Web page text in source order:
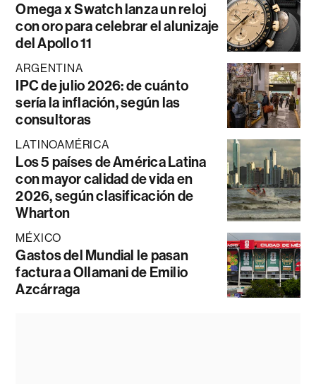
Omega x Swatch lanza un reloj
con oro para celebrar el alunizaje
del Apollo 11
ARGENTINA
IPC de julio 2026: de cuánto
sería la inflación, según las
consultoras
LATINOAMÉRICA
Los 5 países de América Latina
con mayor calidad de vida en
2026, según clasificación de
Wharton
MÉXICO
Gastos del Mundial le pasan
factura a Ollamani de Emilio
Azcárraga